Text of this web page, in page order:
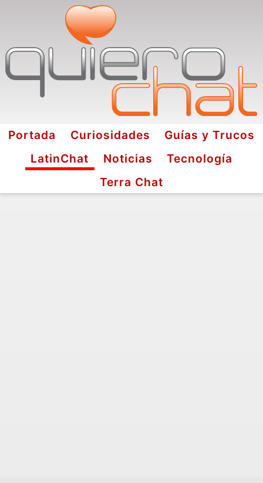
Portada Curiosidades
Guías y Trucos
LatinChat
Noticias
Tecnología
Terra Chat